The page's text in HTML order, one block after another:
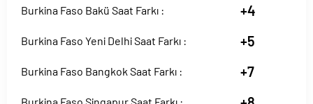
Burkina Faso Bakü Saat Farkı : +4
Burkina Faso Yeni Delhi Saat Farkı : +5
Burkina Faso Bangkok Saat Farkı : +7